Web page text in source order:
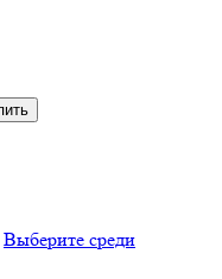
Выберите среди